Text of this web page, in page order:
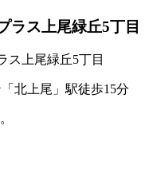
ラス上尾緑丘5丁目
北上尾」駅徒歩15分